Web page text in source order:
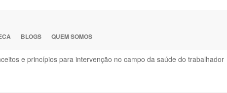
BLOGS QUEM SOMOS
e princípios para intervenção no campo da saúde do trabalhador